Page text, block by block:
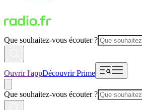
Que souhaitez-vous écouter ?
Ouvrir l'appDécouvrir Prime
Que souhaitez-vous écouter ?